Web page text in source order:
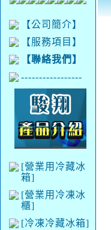
【公司簡介】
【服務項目】
【聯絡我們】
-----------------
[營業用冷藏冰
箱]
[營業用冷凍冰
櫃]
[冷凍冷藏冰箱]